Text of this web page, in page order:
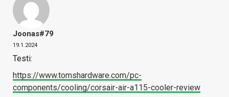
Joonas#79
19.1.2024
Testi:
https://www.tomshardware.com/pc-
components/cooling/corsair-air-a115-cooler-review